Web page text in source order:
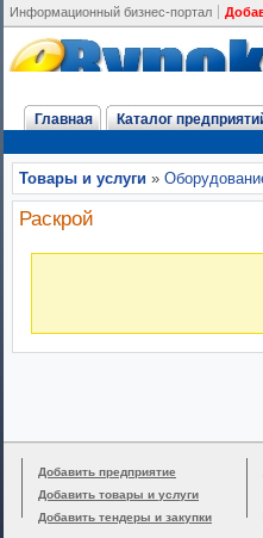
Информационный бизнес-портал
Главная Каталог
Товары и услуги »
Раскрой
Добавить предприятие
Добавить товары и услуги
Добавить тендеры и закупки